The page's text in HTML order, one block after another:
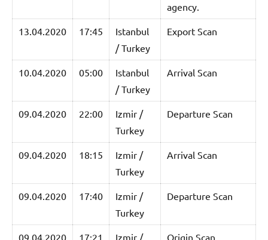
agency.
13.04.2020 17:45
Istanbul
/ Turkey
Export Scan
10.04.2020 05:00
Istanbul
/ Turkey
Arrival Scan
09.04.2020 22:00
Izmir /
Turkey
Departure Scan
09.04.2020 18:15
Izmir /
Turkey
Arrival Scan
09.04.2020 17:40
Izmir /
Turkey
Departure Scan
09.04.2020 17:21
Izmir /
Origin Scan